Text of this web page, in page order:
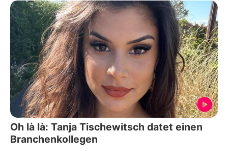
Oh là là: Tanja Tischewitsch datet einen
Branchenkollegen